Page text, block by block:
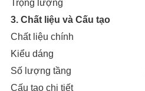
Trọng lượng
3. Chất liệu và Cấu tạo
Chất liệu chính
Kiểu dáng
Số lượng tầng
Cấu tạo chi tiết